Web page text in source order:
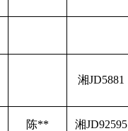
湘JD5881
陈** 湘JD92595